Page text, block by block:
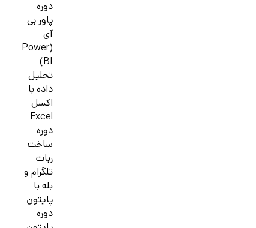
دوره
پاور بی
آی
(Power
BI)
تحلیل
داده با
اکسل
Excel
دوره
ساخت
ربات
تلگرام و
بله با
پایتون
دوره